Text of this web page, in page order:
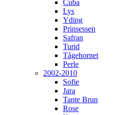
Cuba
Lys
Yding
Prinsessen
Safran
Turid
Tågehornet
Perle
2002-2010
Sofie
Jara
Tante Brun
Rose